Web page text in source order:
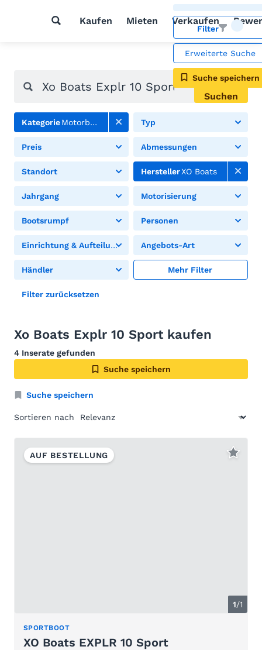
Kaufen Mieten Verkaufen
Filter
Erweiterte Suche
Suche speichern
Suchen
KategorieMotorboote Typ
Preis Abmessungen
Standort HerstellerXO Boats
Jahrgang Motorisierung
Bootsrumpf Personen
Einrichtung & Aufteilung Angebots-Art
Händler Mehr Filter
Filter zurücksetzen
Xo Boats Explr 10 Sport kaufen
4 Inserate gefunden
Suche speichern
Suche speichern
Sortieren nach
1/1
AUF BESTELLUNG
SPORTBOOT
XO Boats EXPLR 10 Sport